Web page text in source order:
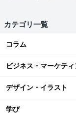
カテゴリ一覧
コラム
ビジネス・マーケテ
デザイン・イラスト
学び